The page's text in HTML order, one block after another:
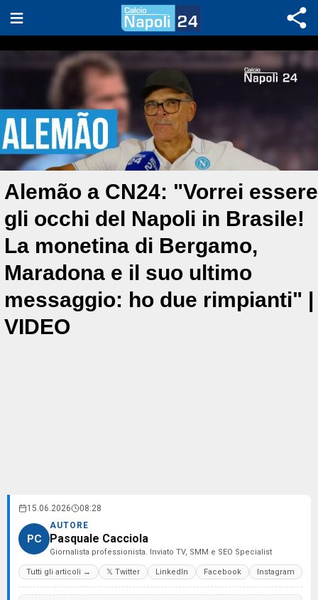
Alemão a CN24: "Vorrei essere
gli occhi del Napoli in Brasile!
La monetina di Bergamo,
Maradona e il suo ultimo
messaggio: ho due rimpianti" |
VIDEO
15.06.2026 08:28
PC
AUTORE
Pasquale Cacciola
Giornalista professionista. Inviato TV, SMM e SEO Specialist
Tutti gli articoli → 𝕏 Twitter LinkedIn Facebook Instagram